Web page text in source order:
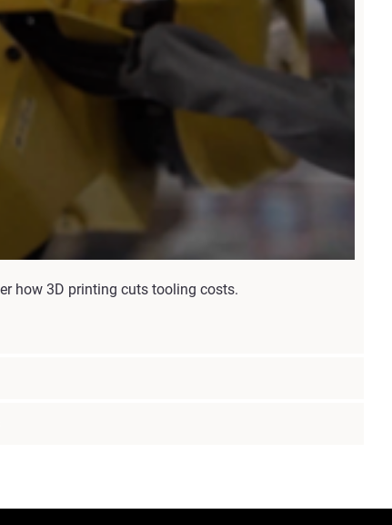
how 3D printing cuts tooling costs.